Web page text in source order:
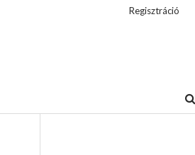
Regisztráció